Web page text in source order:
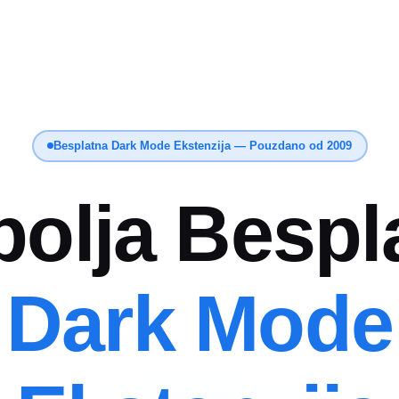
Besplatna Dark Mode Ekstenzija — Pouzdano od 2009
Dark Mode